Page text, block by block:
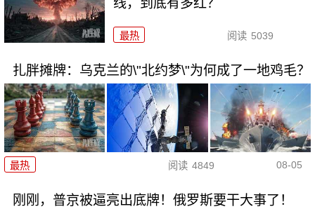
线，到底有多红？
最热 阅读 5039
扎胖摊牌：乌克兰的\"北约梦\"为何成了一地鸡毛？
最热 阅读 4849 08-05
刚刚，普京被逼亮出底牌！俄罗斯要干大事了！